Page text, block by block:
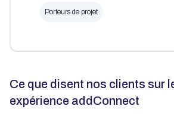
Porteurs de projet
Ce que disent nos clients sur
expérience addConnect